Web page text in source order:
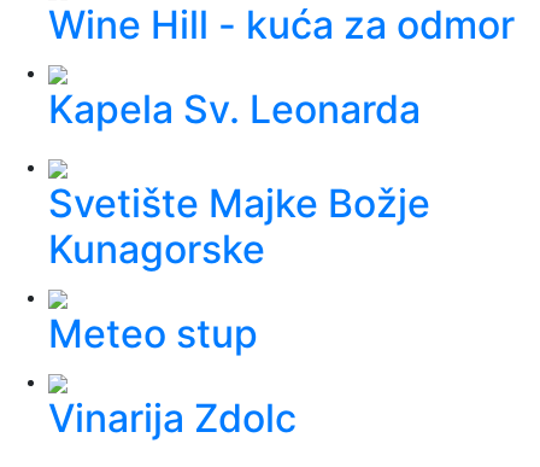
Wine Hill - kuća za odmor
Kapela Sv. Leonarda
Svetište Majke Božje
Kunagorske
Meteo stup
Vinarija Zdolc